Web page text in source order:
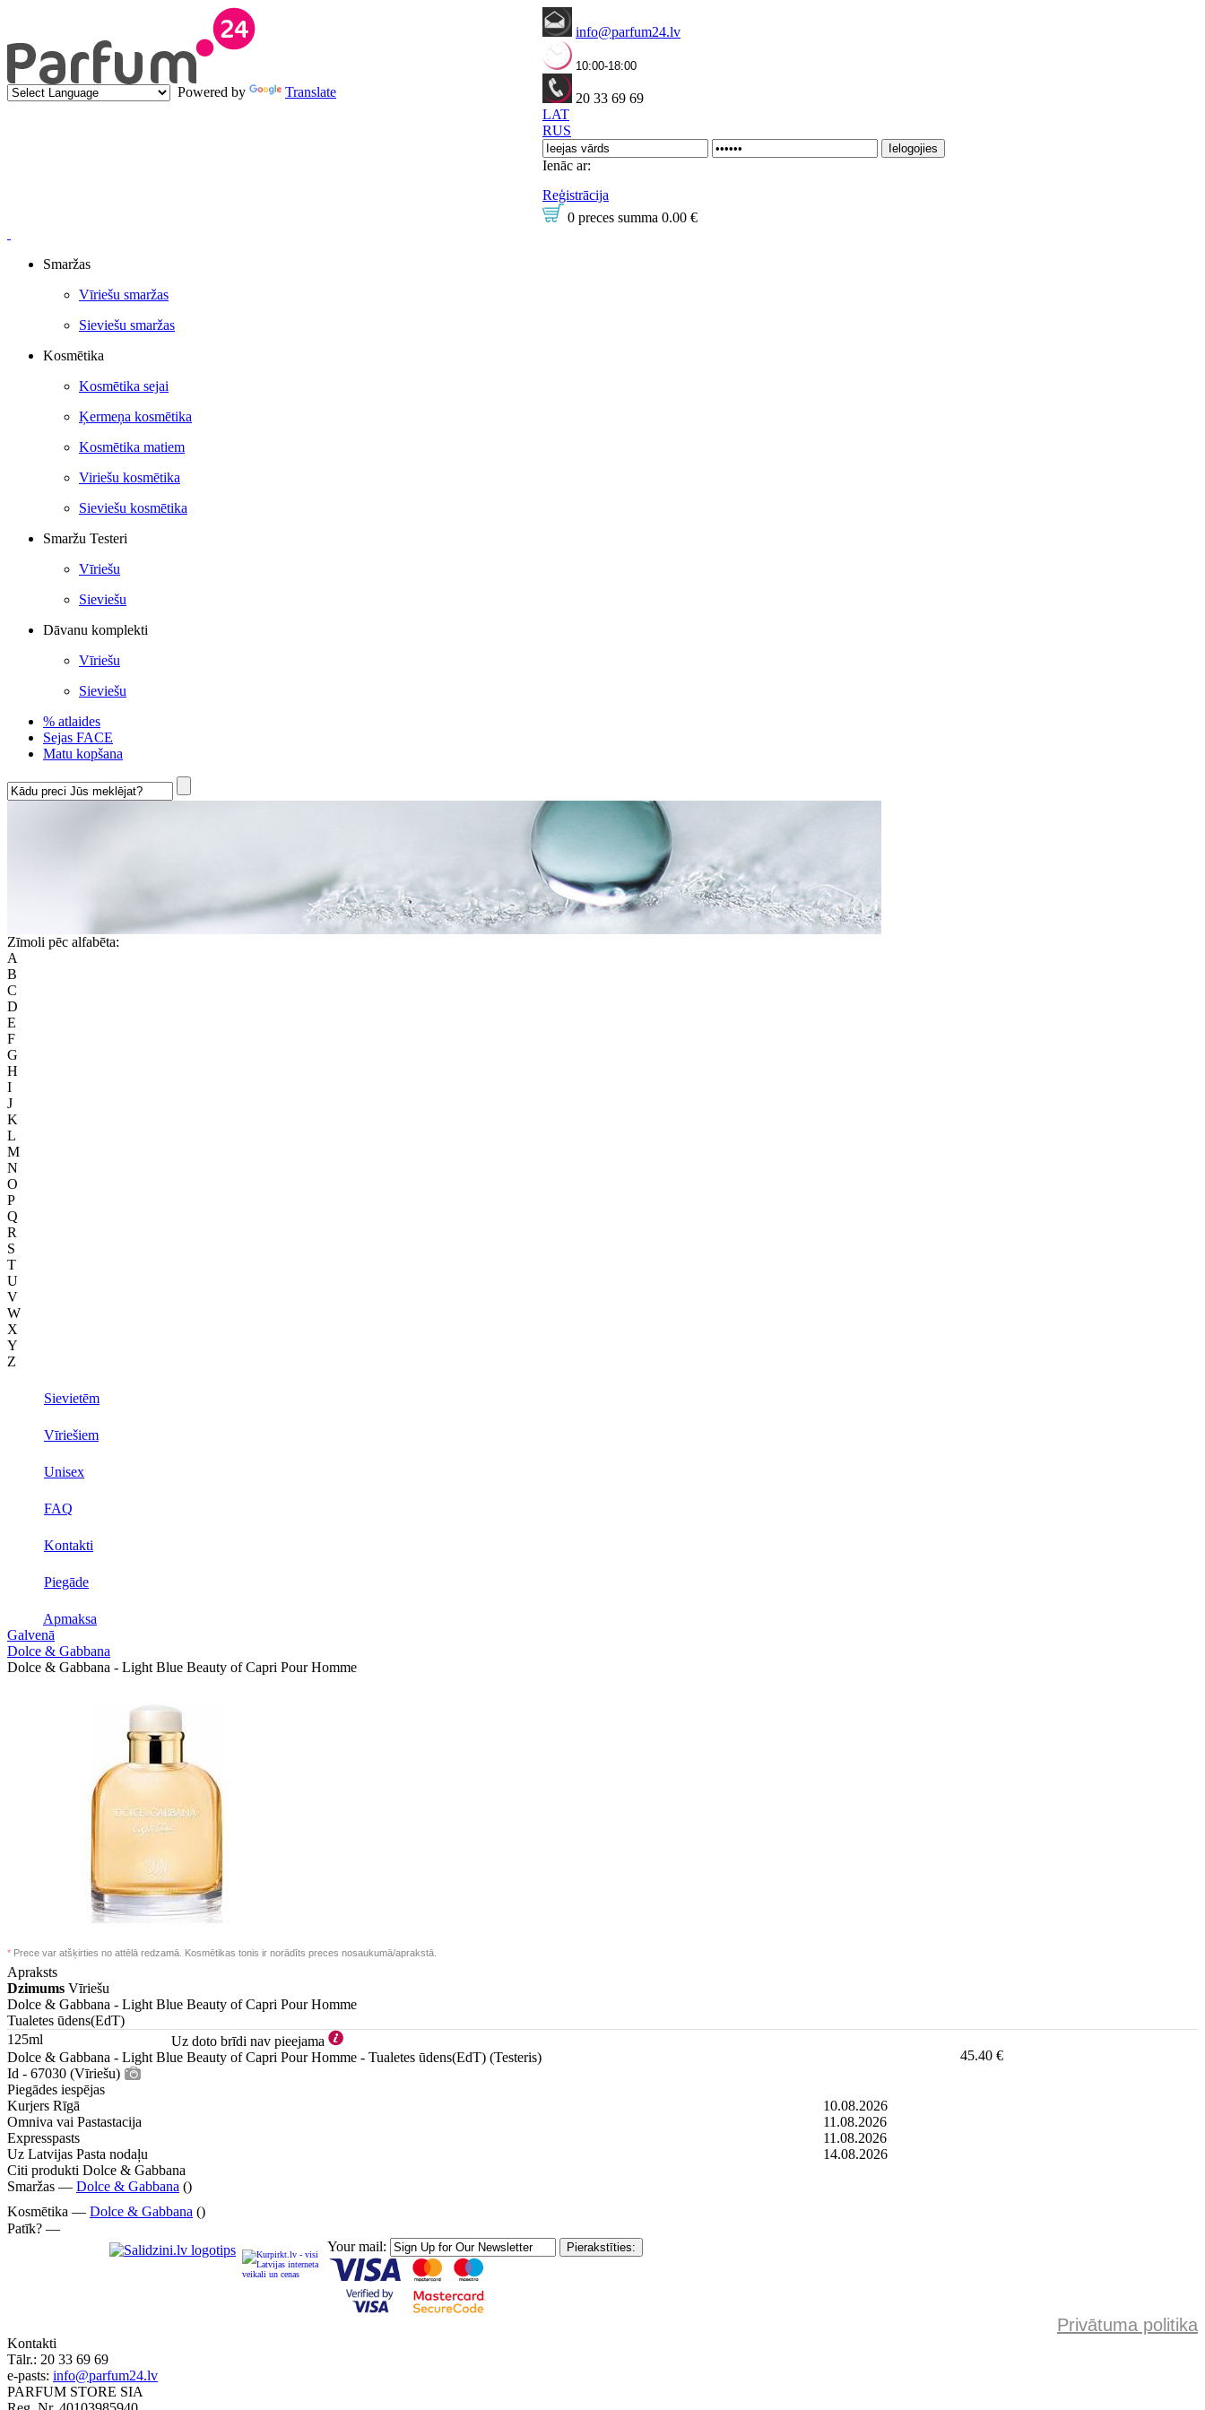
Powered by Translate
info@parfum24.lv
10:00-18:00
20 33 69 69
LAT
RUS
Ienāc ar:
Reģistrācija
0 preces summa 0.00 €
Smaržas
Vīriešu smaržas
Sieviešu smaržas
Kosmētika
Kosmētika sejai
Ķermeņa kosmētika
Kosmētika matiem
Viriešu kosmētika
Sieviešu kosmētika
Smaržu Testeri
Vīriešu
Sieviešu
Dāvanu komplekti
Vīriešu
Sieviešu
% atlaides
Sejas FACE
Matu kopšana
Zīmoli pēc alfabēta:
A
B
C
D
E
F
G
H
I
J
K
L
M
N
O
P
Q
R
S
T
U
V
W
X
Y
Z
Sievietēm
Vīriešiem
Unisex
FAQ
Kontakti
Piegāde
Apmaksa
Galvenā
Dolce & Gabbana
Dolce & Gabbana - Light Blue Beauty of Capri Pour Homme
* Prece var atšķirties no attēlā redzamā. Kosmētikas tonis ir norādīts preces nosaukumā/aprakstā.
Apraksts
Dzimums Vīriešu
Dolce & Gabbana - Light Blue Beauty of Capri Pour Homme
Tualetes ūdens(EdT)
125ml
Uz doto brīdi nav pieejama
Dolce & Gabbana - Light Blue Beauty of Capri Pour Homme - Tualetes ūdens(EdT) (Testeris)
Id - 67030 (Vīriešu)
45.40 €
Piegādes iespējas
Kurjers Rīgā
10.08.2026
Omniva vai Pastastacija
11.08.2026
Expresspasts
11.08.2026
Uz Latvijas Pasta nodaļu
14.08.2026
Citi produkti Dolce & Gabbana
Smaržas — Dolce & Gabbana ()
Kosmētika — Dolce & Gabbana ()
Patīk? —
Your mail:
Privātuma politika
Kontakti
Tālr.: 20 33 69 69
e-pasts: info@parfum24.lv
PARFUM STORE SIA